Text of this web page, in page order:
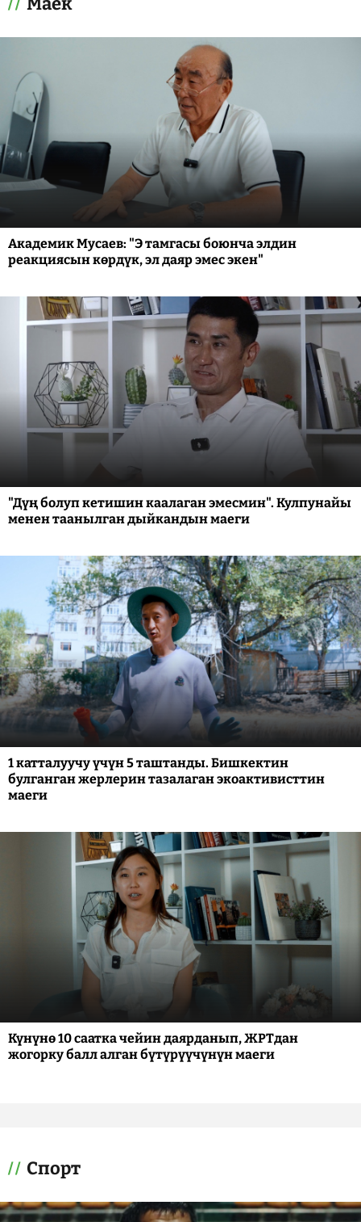
Академик Мусаев: "Э тамгасы боюнча элдин
реакциясын көрдүк, эл даяр эмес экен"
"Дүң болуп кетишин каалаган эмесмин". Кулпунайы
менен таанылган дыйкандын маеги
1 катталуучу үчүн 5 таштанды. Бишкектин
булганган жерлерин тазалаган экоактивисттин
маеги
Күнүнө 10 саатка чейин даярданып, ЖРТдан
жогорку балл алган бүтүрүүчүнүн маеги
Спорт